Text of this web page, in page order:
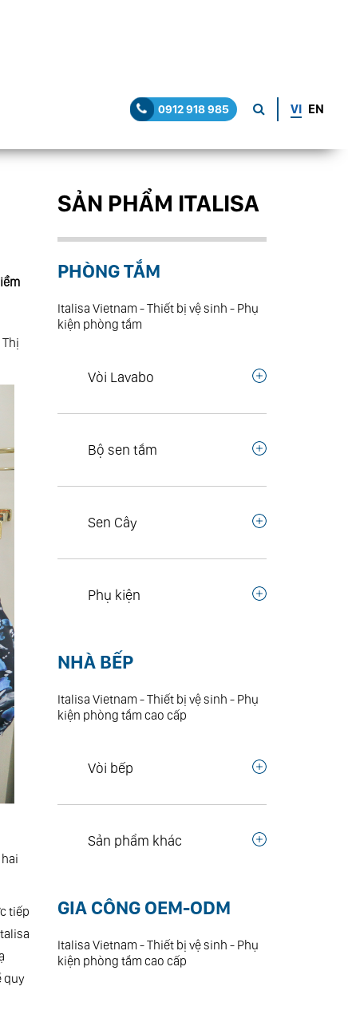
VI EN
0912 918 985
tiếp
quy
SẢN PHẨM ITALISA
PHÒNG TẮM
Italisa Vietnam - Thiết bị vệ sinh - Phụ
kiện phòng tắm
Vòi Lavabo
Bộ sen tắm
Sen Cây
Phụ kiện
NHÀ BẾP
Italisa Vietnam - Thiết bị vệ sinh - Phụ
kiện phòng tắm cao cấp
Vòi bếp
Sản phẩm khác
GIA CÔNG OEM-ODM
Italisa Vietnam - Thiết bị vệ sinh - Phụ
kiện phòng tắm cao cấp